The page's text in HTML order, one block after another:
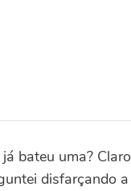
bateu uma?
disfarçando